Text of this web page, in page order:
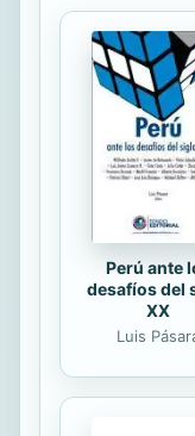
y
Perú ante
desafíos del
XX
Luis